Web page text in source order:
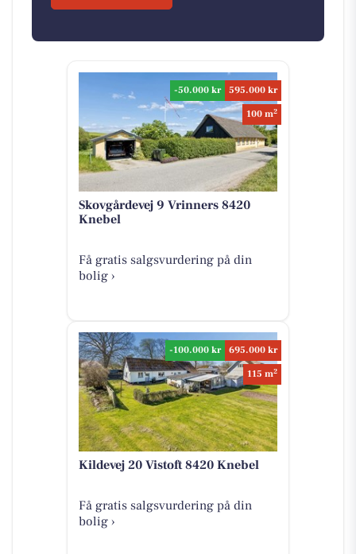
-50.000 kr
595.000 kr
100 m2
Skovgårdevej 9 Vrinners 8420
Knebel
Få gratis salgsvurdering på din
bolig ›
-100.000 kr
695.000 kr
115 m2
Kildevej 20 Vistoft 8420 Knebel
Få gratis salgsvurdering på din
bolig ›